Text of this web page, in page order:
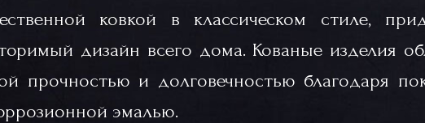
ковкой в классическом стиле,
дизайн всего дома. Кованые изделия
прочностью и долговечностью благодаря
эмалью.